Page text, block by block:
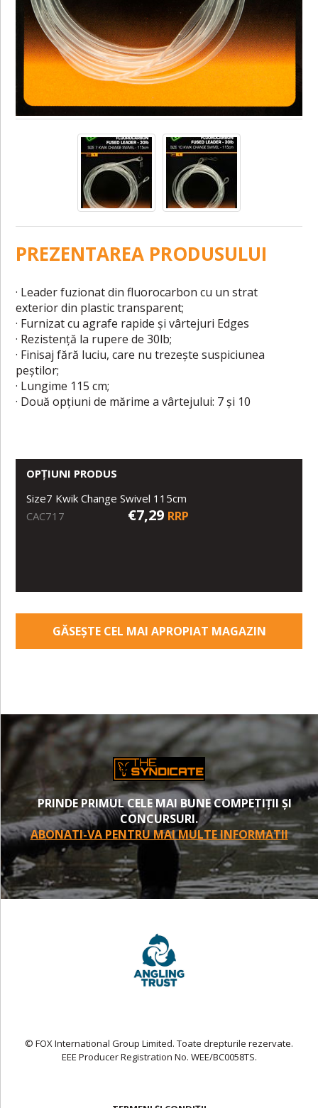
PREZENTAREA PRODUSULUI
· Leader fuzionat din fluorocarbon cu un strat
exterior din plastic transparent;
· Furnizat cu agrafe rapide și vârtejuri Edges
· Rezistență la rupere de 30lb;
· Finisaj fără luciu, care nu trezește suspiciunea
peștilor;
· Lungime 115 cm;
· Două opțiuni de mărime a vârtejului: 7 și 10
OPȚIUNI PRODUS
Size7 Kwik Change Swivel 115cm
CAC717
€7,29 RRP
GĂSEȘTE CEL MAI APROPIAT MAGAZIN
PRINDE PRIMUL CELE MAI BUNE COMPETIȚII ȘI
CONCURSURI.
ABONATI-VA PENTRU MAI MULTE INFORMATII
© FOX International Group Limited. Toate drepturile rezervate.
EEE Producer Registration No. WEE/BC0058TS.